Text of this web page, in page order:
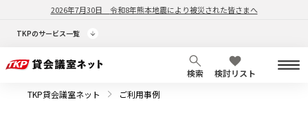
2026年7月30日 令和8年熊本地震により被災された皆さまへ
TKPのサービス一覧
検索
検討リスト
TKP貸会議室ネット
ご利用事例